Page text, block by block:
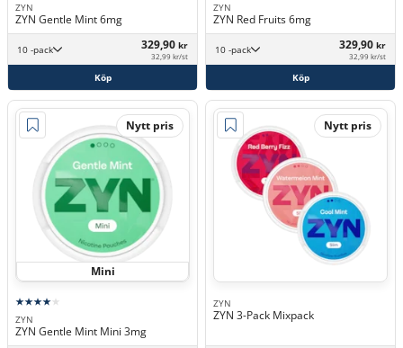
ZYN
ZYN Gentle Mint 6mg
10 -pack 329,90 kr
32,99 kr/st
Köp
ZYN
ZYN Red Fruits 6mg
10 -pack 329,90 kr
32,99 kr/st
Köp
Nytt pris
Mini
ZYN
ZYN Gentle Mint Mini 3mg
Nytt pris
ZYN
ZYN 3-Pack Mixpack